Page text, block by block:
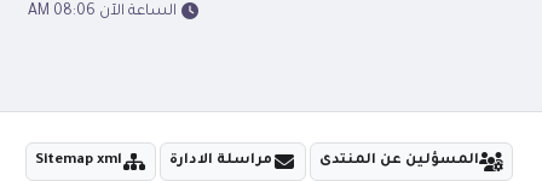
الساعة الآن 08:06 AM
المسؤلين عن المنتدى مراسلة الادارة Sitemap xml